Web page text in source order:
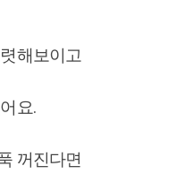
해보이고
요.
꺼진다면